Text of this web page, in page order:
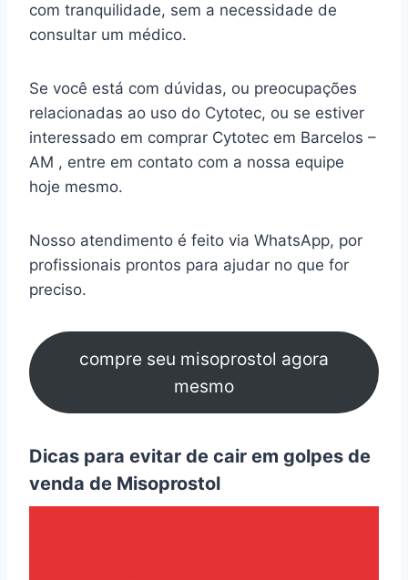
com tranquilidade, sem a necessidade de
consultar um médico.
Se você está com dúvidas, ou preocupações
relacionadas ao uso do Cytotec, ou se estiver
interessado em comprar Cytotec em Barcelos –
AM , entre em contato com a nossa equipe
hoje mesmo.
Nosso atendimento é feito via WhatsApp, por
profissionais prontos para ajudar no que for
preciso.
compre seu misoprostol agora
mesmo
Dicas para evitar de cair em golpes de
venda de Misoprostol